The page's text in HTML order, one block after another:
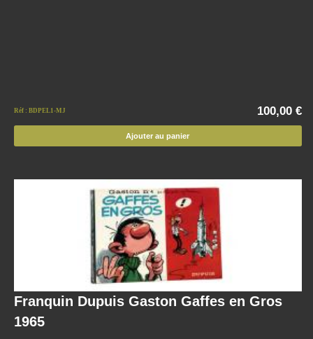
Réf : BDPEL1-MJ 100,00 €
Ajouter au panier
Franquin Dupuis Gaston Gaffes en Gros
1965